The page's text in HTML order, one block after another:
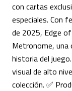
con cartas
especiales. Con
de 2025, Edge
Metronome, una
historia del
visual de alto
colección. ✅